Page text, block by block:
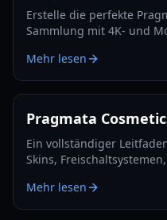
Erstelle die perfekte
Sammlung mit 4K- und
jeden Bildschirm im Jahr
Mehr lesen
Pragmata
Ein vollständiger
Skins,
Mehr lesen